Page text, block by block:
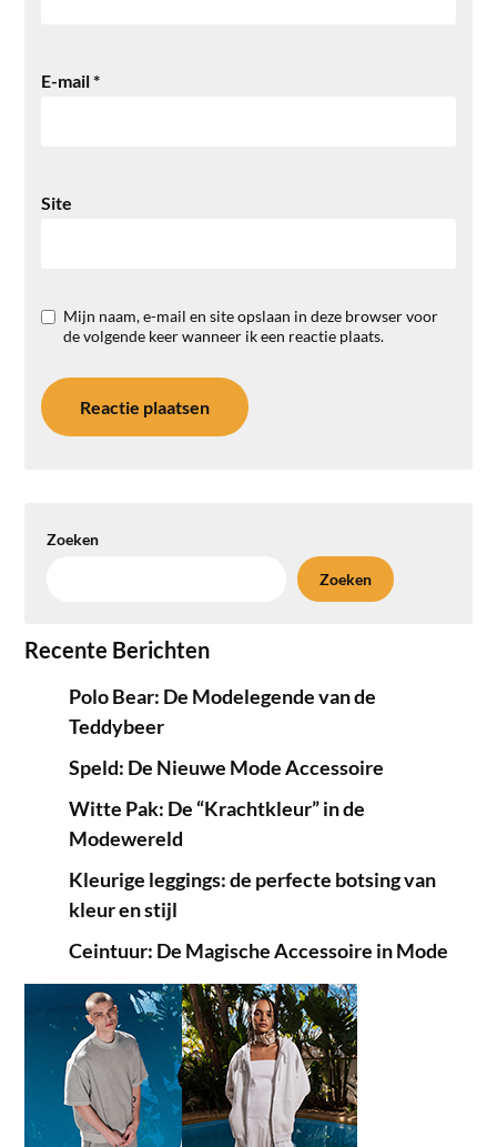
E-mail*
Site
Mijn naam, e-mail en site opslaan in deze browser voor
de volgende keer wanneer ik een reactie plaats.
Zoeken
Zoeken
Recente Berichten
Polo Bear: De Modelegende van de
Teddybeer
Speld: De Nieuwe Mode Accessoire
Witte Pak: De “Krachtkleur” in de
Modewereld
Kleurige leggings: de perfecte botsing van
kleur en stijl
Ceintuur: De Magische Accessoire in Mode